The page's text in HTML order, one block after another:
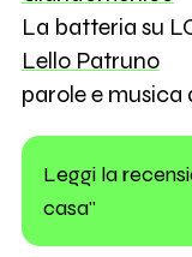
La batteria su
Lello Patruno
parole e musica
Leggi la
casa"